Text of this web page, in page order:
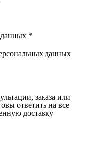
данных *
данных
заказа или
ответить на все
доставку